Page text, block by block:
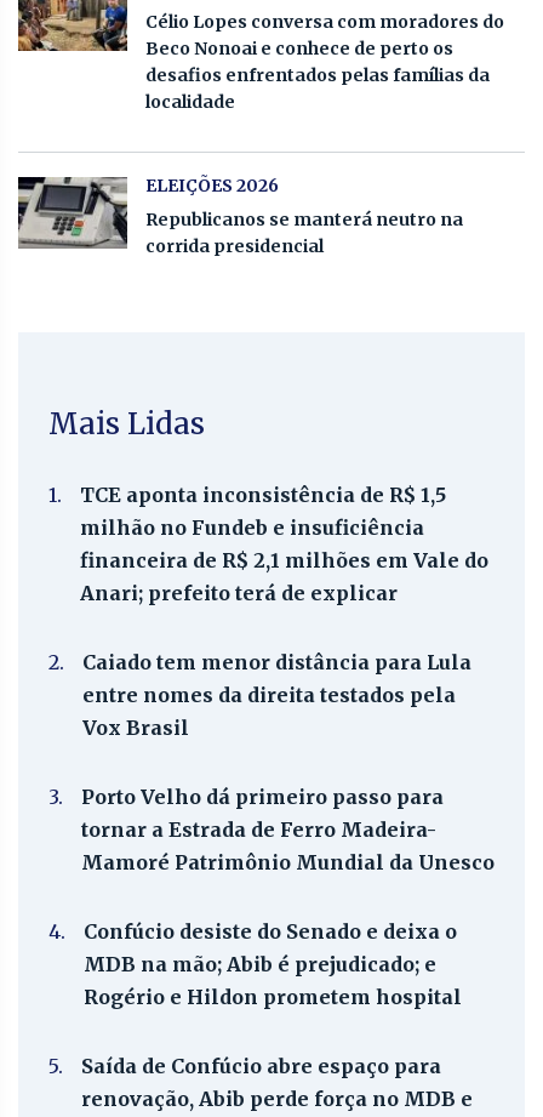
Célio Lopes conversa com moradores do
Beco Nonoai e conhece de perto os
desafios enfrentados pelas famílias da
localidade
ELEIÇÕES 2026
Republicanos se manterá neutro na
corrida presidencial
Mais Lidas
1.
TCE aponta inconsistência de R$ 1,5
milhão no Fundeb e insuficiência
financeira de R$ 2,1 milhões em Vale do
Anari; prefeito terá de explicar
2.
Caiado tem menor distância para Lula
entre nomes da direita testados pela
Vox Brasil
3.
Porto Velho dá primeiro passo para
tornar a Estrada de Ferro Madeira-
Mamoré Patrimônio Mundial da Unesco
4.
Confúcio desiste do Senado e deixa o
MDB na mão; Abib é prejudicado; e
Rogério e Hildon prometem hospital
5.
Saída de Confúcio abre espaço para
renovação, Abib perde força no MDB e